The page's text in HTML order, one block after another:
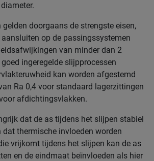
doorgaans de strengste eisen,
op de passingssystemen
van minder dan 2
ingeregelde slijpprocessen
kan worden afgestemd
Ra 0,4 voor standaard lagerzittingen
afdichtingsvlakken.
dat de as tijdens het slijpen stabiel
dat thermische invloeden worden
vrijkomt tijdens het slijpen kan de as
en de eindmaat beïnvloeden als hier